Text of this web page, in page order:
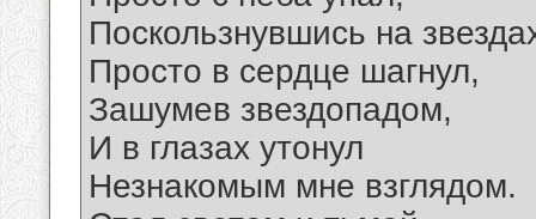
Поскользнувшись на
Просто в сердце шагнул,
Зашумев звездопадом,
И в глазах утонул
Незнакомым мне взглядом.